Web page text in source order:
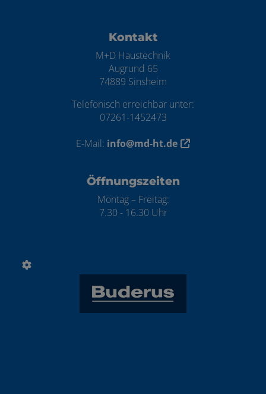
Kontakt
M+D Haustechnik
Augrund 65
74889 Sinsheim
Telefonisch erreichbar unter:
07261-1452473
E-Mail: info@md-ht.de
Öffnungszeiten
Montag – Freitag:
7.30 - 16.30 Uhr